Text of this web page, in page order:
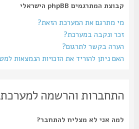
קבוצת המתרגמים phpBB הישראלי
מי מתרגם את המערכת הזאת?
זכר ונקבה במערכת?
הערה בקשר לתרגום?
האם ניתן להוריד את הזכויות הנמצאות למטה?
התחברות והרשמה למערכת
למה אני לא מצליח להתחבר?